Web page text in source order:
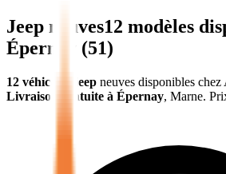
Jeep neuves12 modèles
Épernay
(51)
12 véhicules jeep neuves disponibles
Livraison gratuite à Épernay, Marne.